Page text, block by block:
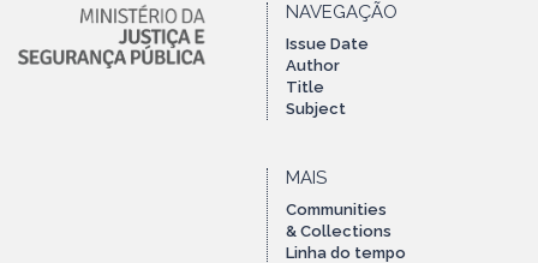
NAVEGAÇÃO
Issue Date
Author
Title
Subject
MAIS
Communities
& Collections
Linha do tempo